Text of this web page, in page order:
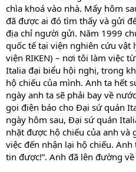
chìa khoá vào nhà. Mấy hôm
đã được ai đó tìm thấy và gửi
địa chỉ người gửi. Năm 1999
quốc tế tại viện nghiên cứu vật
viện RIKEN) – nơi tôi làm việc
Italia đại biểu hội nghị, trong
hộ chiếu của mình. Anh ta hết
ngày anh ta sẽ phải bay về
gọi điện báo cho Đại sứ quán
ngày hôm sau, Đại sứ quán
nhặt được hộ chiếu của anh
việc đến nhận lại hộ chiếu.
tin được!”. Anh đã lên đường